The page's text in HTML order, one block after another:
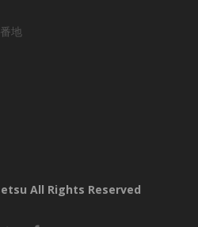
地
All Rights Reserved